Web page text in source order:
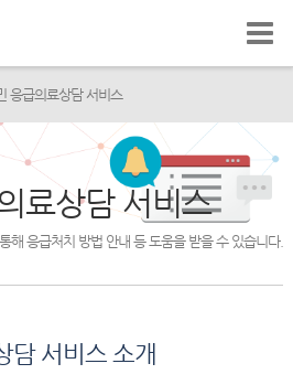
응급의료상담 서비스
료상담 서비스
해 응급처치 방법 안내 등 도움을 받을 수 있습니다.
담 서비스 소개